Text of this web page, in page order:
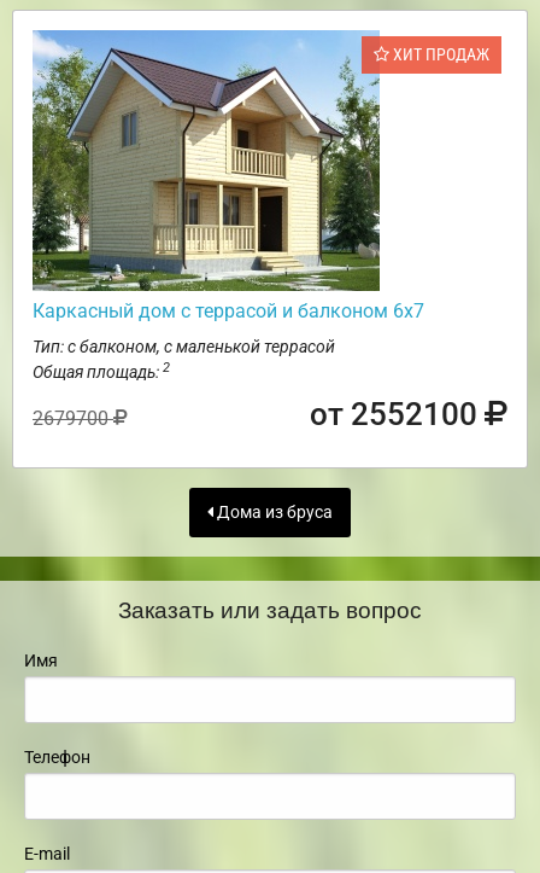
ХИТ ПРОДАЖ
Каркасный дом с террасой и балконом 6х7
Тип: с балконом, с маленькой террасой
Общая площадь: 2
2679700 от 2552100
Дома из бруса
Заказать или задать вопрос
Имя
Телефон
E-mail